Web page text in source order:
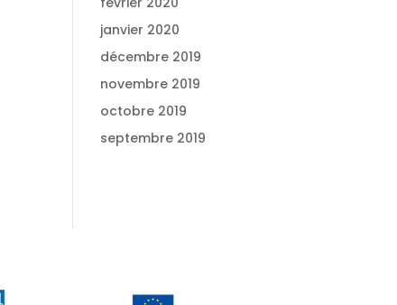
janvier 2020
décembre 2019
novembre 2019
octobre 2019
septembre 2019